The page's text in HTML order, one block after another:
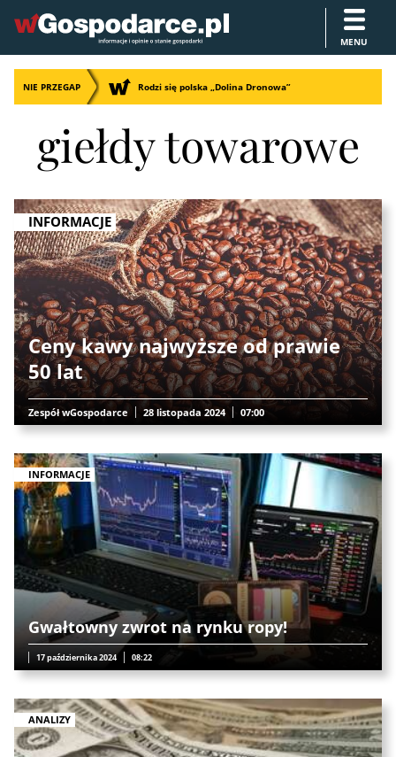
MENU
NIE PRZEGAP Rodzi się polska „Dolina Dronowa”
giełdy towarowe
INFORMACJE
Ceny kawy najwyższe od prawie
50 lat
Zespół wGospodarce 28 listopada 2024 07:00
INFORMACJE
Gwałtowny zwrot na rynku ropy!
17 października 2024 08:22
ANALIZY